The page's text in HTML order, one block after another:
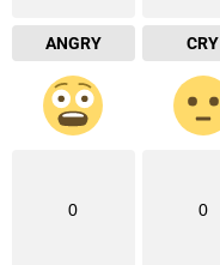
ANGRY CRY
0 0